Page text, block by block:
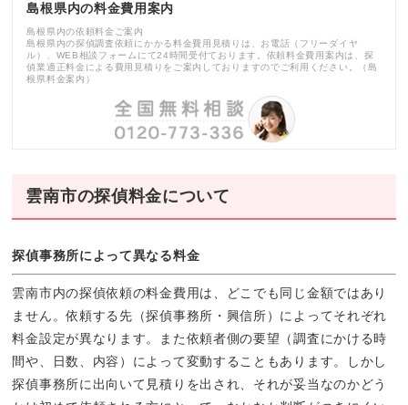
島根県内の料金費用案内
島根県内の依頼料金ご案内
島根県内の探偵調査依頼にかかる料金費用見積りは、お電話（フリーダイヤ
ル）、WEB相談フォームにて24時間受付ております。依頼料金費用案内は、探
偵業適正料金による費用見積りをご案内しておりますのでご利用ください。（島
根県料金案内）
雲南市の探偵料金について
探偵事務所によって異なる料金
雲南市内の探偵依頼の料金費用は、どこでも同じ金額ではあり
ません。依頼する先（探偵事務所・興信所）によってそれぞれ
料金設定が異なります。また依頼者側の要望（調査にかける時
間や、日数、内容）によって変動することもあります。しかし
探偵事務所に出向いて見積りを出され、それが妥当なのかどう